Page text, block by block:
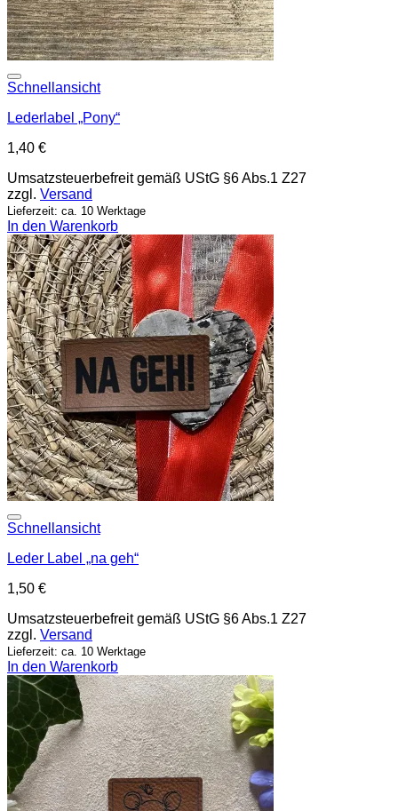
Schnellansicht
Lederlabel „Pony“
1,40 €
Umsatzsteuerbefreit gemäß UStG §6 Abs.1 Z27
zzgl. Versand
Lieferzeit: ca. 10 Werktage
In den Warenkorb
Schnellansicht
Leder Label „na geh“
1,50 €
Umsatzsteuerbefreit gemäß UStG §6 Abs.1 Z27
zzgl. Versand
Lieferzeit: ca. 10 Werktage
In den Warenkorb